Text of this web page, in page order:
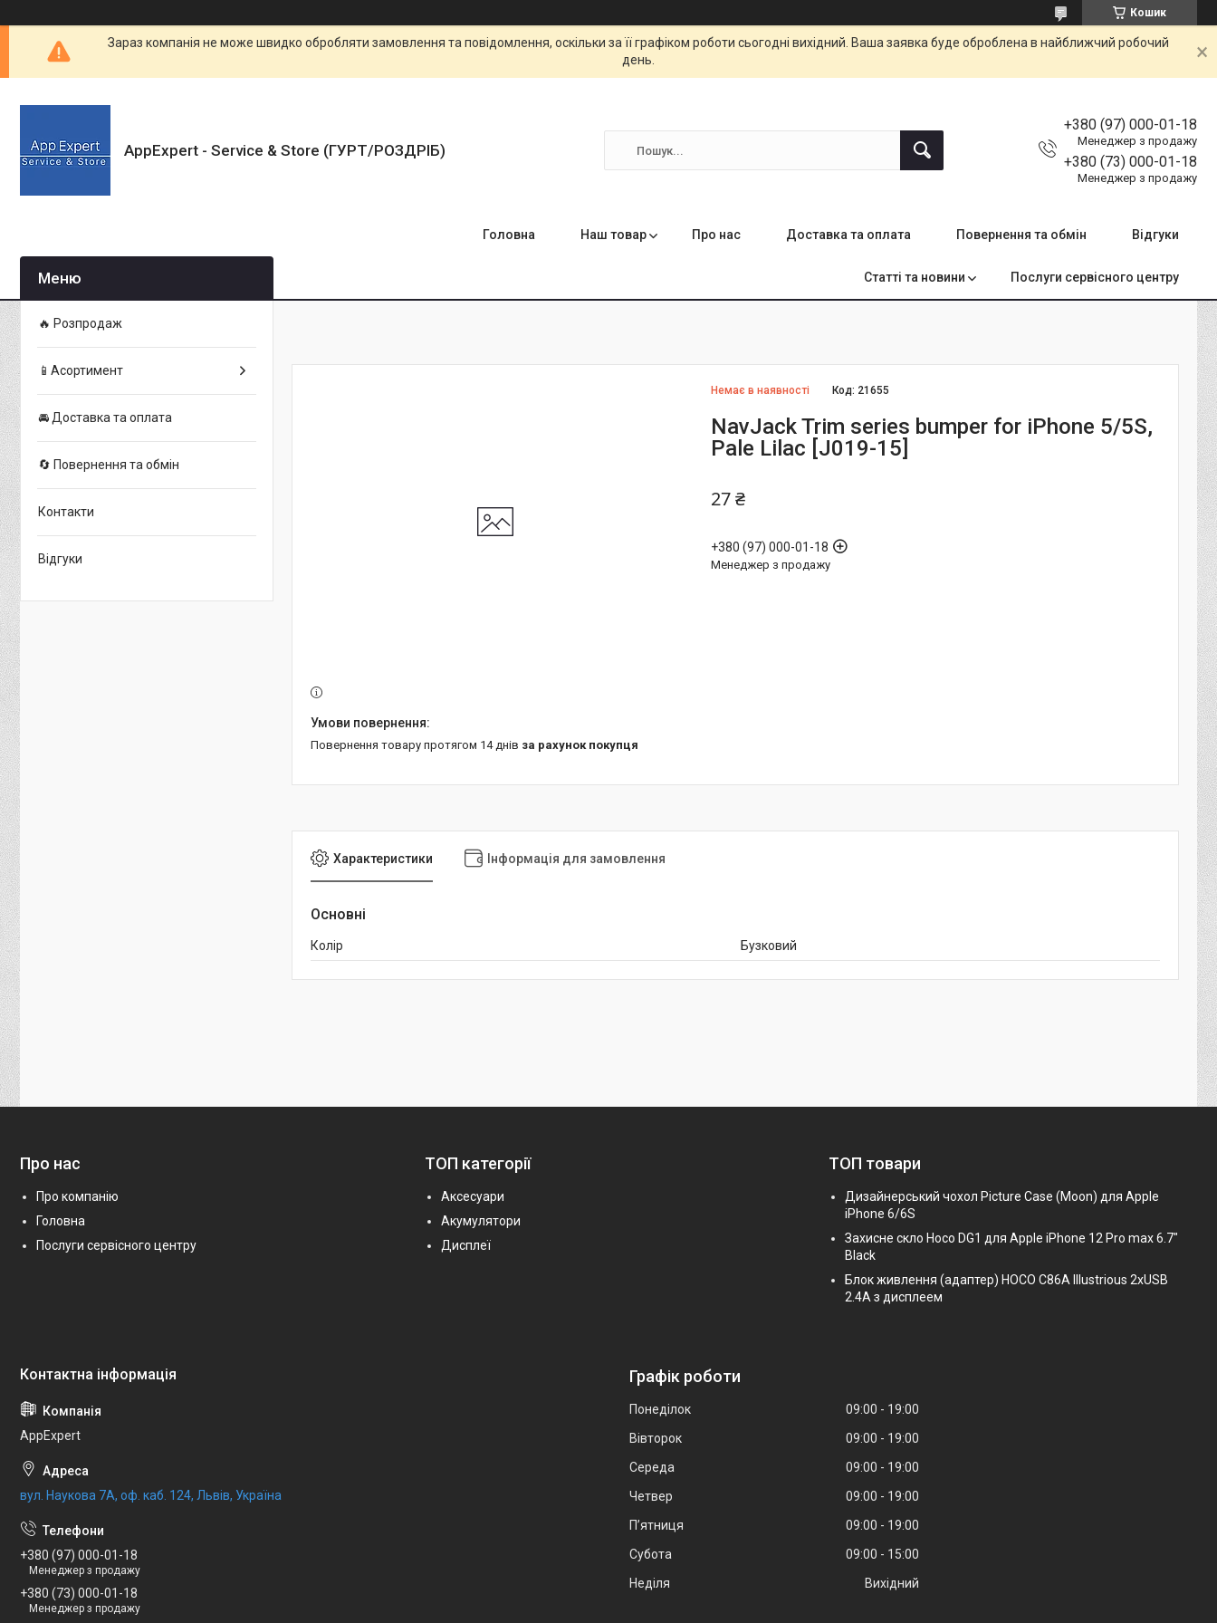
Кошик
Зараз компанія не може швидко обробляти замовлення та повідомлення, оскільки за її графіком роботи сьогодні вихідний. Ваша заявка буде оброблена в найближчий робочий
день.
AppExpert - Service & Store (ГУРТ/РОЗДРІБ)
+380 (97) 000-01-18
Менеджер з продажу
+380 (73) 000-01-18
Менеджер з продажу
Головна Наш товар Про нас Доставка та оплата Повернення та обмін Відгуки
Статті та новини Послуги сервісного центру
Немає в наявності Код: 21655
NavJack Trim series bumper for iPhone 5/5S,
Pale Lilac [J019-15]
27 ₴
+380 (97) 000-01-18
Менеджер з продажу
повернення товару протягом 14 днів за рахунок покупця
Характеристики Інформація для замовлення
Основні
Колір Бузковий
🔥 Розпродаж
📱Асортимент
🚘 Доставка та оплата
🔄 Повернення та обмін
Контакти
Відгуки
Про нас
Про компанію
Головна
Послуги сервісного центру
ТОП категорії
Аксесуари
Акумулятори
Дисплеї
ТОП товари
Дизайнерський чохол Picture Case (Moon) для Apple
iPhone 6/6S
Захисне скло Hoco DG1 для Apple iPhone 12 Pro max 6.7"
Black
Блок живлення (адаптер) HOCO C86A Illustrious 2xUSB
2.4A з дисплеем
AppExpert
вул. Наукова 7А, оф. каб. 124, Львів, Україна
+380 (97) 000-01-18
Менеджер з продажу
+380 (73) 000-01-18
Менеджер з продажу
Графік роботи
Понеділок 09:00
19:00
Вівторок
09:00
19:00
Середа
09:00
19:00
Четвер
09:00
19:00
Пʼятниця
09:00
19:00
Субота
09:00
15:00
Неділя
Вихідний